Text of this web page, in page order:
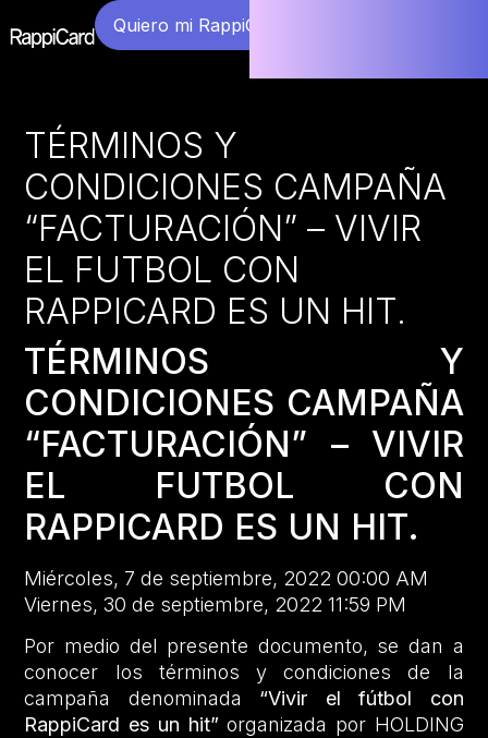
Quiero mi RappiCard
TÉRMINOS Y
CONDICIONES CAMPAÑA
“FACTURACIÓN” – VIVIR
EL FUTBOL CON
RAPPICARD ES UN HIT.
TÉRMINOS Y
CONDICIONES CAMPAÑA
“FACTURACIÓN” – VIVIR
EL FUTBOL CON
RAPPICARD ES UN HIT.
Miércoles, 7 de septiembre, 2022 00:00 AM
Viernes, 30 de septiembre, 2022 11:59 PM
Por medio del presente documento, se dan a
conocer los términos y condiciones de la
campaña denominada “Vivir el fútbol con
RappiCard es un hit” organizada por HOLDING